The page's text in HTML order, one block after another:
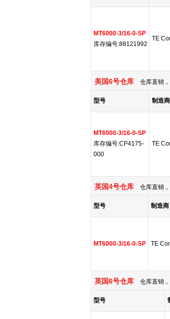
MT6000-3/16-0-SP
库存编号:88121992
TE
美国6号仓库 仓库直销，
型号 制造商
MT6000-3/16-0-SP
库存编号:CP4175-
000
TE
英国4号仓库 仓库直销，
型号 制造商
MT6000-3/16-0-SP TE
英国6号仓库 仓库直销，
型号